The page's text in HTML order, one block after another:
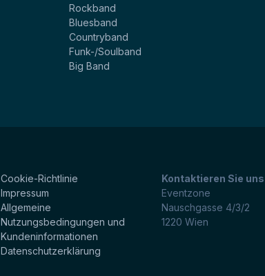
Rockband
Bluesband
Countryband
Funk-/Soulband
Big Band
Cookie-Richtlinie
Impressum
Allgemeine
Nutzungsbedingungen und
Kundeninformationen
Datenschutzerklärung
Kontaktieren Sie uns
Eventzone
Nauschgasse 4/3/2
1220 Wien